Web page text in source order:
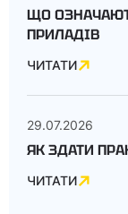
ЩО
ПРИЛАДІВ
ЧИТАТИ
29.07.2026
ЯК ЗДАТИ
ЧИТАТИ